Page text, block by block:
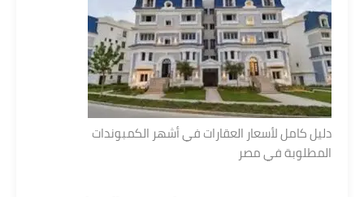
دليل كامل لأسعار العقارات في أشهر الكمبوندات
المطلوبة في مصر